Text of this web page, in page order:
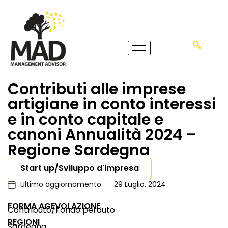
Contributi alle imprese
artigiane in conto interessi
e in conto capitale e
canoni Annualità 2024 –
Regione Sardegna
Start up/Sviluppo d'impresa
Ultimo aggiornamento: 29 Luglio, 2024
FORMA AGEVOLAZIONE
Contributo/Fondo perduto
REGIONI